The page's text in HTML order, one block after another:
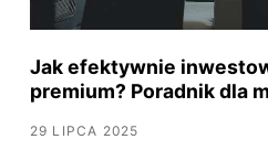
Jak efektywnie
premium? Poradnik dla
29 LIPCA 2025